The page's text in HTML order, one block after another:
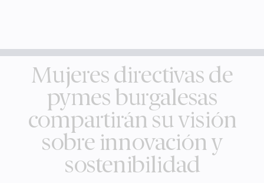
Mujeres directivas de
pymes burgalesas
compartirán su visión
sobre innovación y
sostenibilidad